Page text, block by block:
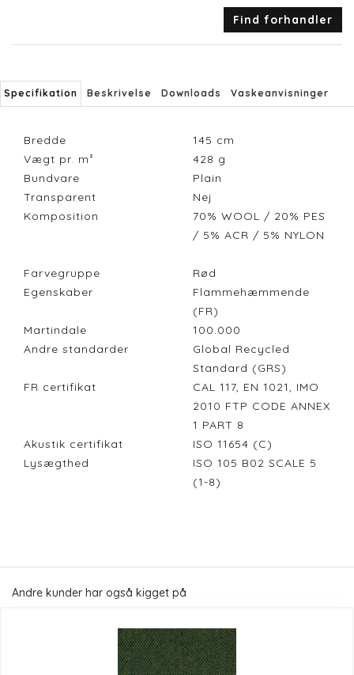
Find forhandler
Specifikation Beskrivelse Downloads Vaskeanvisninger
Bredde 145 cm
Vægt pr. m²
428 g
Bundvare
Plain
Transparent
Nej
Komposition
70% WOOL / 20% PES
/ 5% ACR / 5% NYLON
Farvegruppe
Rød
Egenskaber
Flammehæmmende
(FR)
Martindale
100.000
Andre standarder
Global Recycled
Standard (GRS)
FR certifikat
CAL 117, EN 1021, IMO
2010 FTP CODE ANNEX
1 PART 8
Akustik certifikat
ISO 11654 (C)
Lysægthed
ISO 105 B02 SCALE 5
(1-8)
Andre kunder har også kigget på